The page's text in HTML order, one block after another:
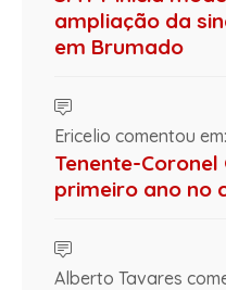
ampliação da
em Brumado
Ericelio comentou em:
Tenente-
primeiro ano no
Alberto Tavares